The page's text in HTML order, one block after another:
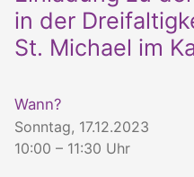
in der
St. Michael im
Wann?
Sonntag, 17.12.2023
10:00 – 11:30 Uhr